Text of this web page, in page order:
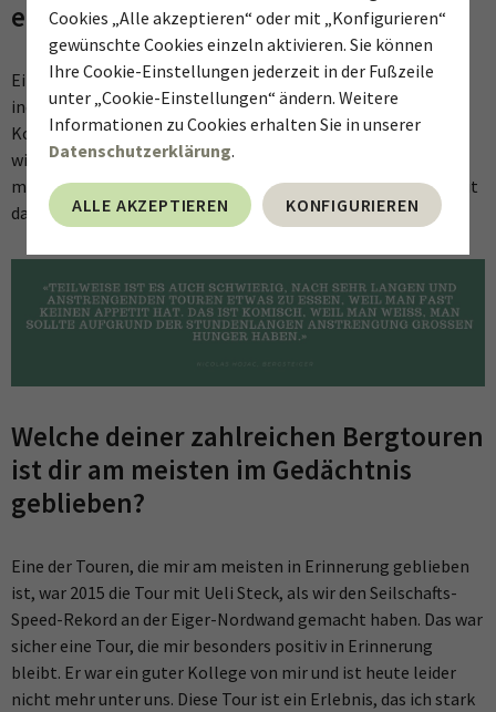
Cookies „Alle akzeptieren“ oder mit „Konfigurieren“
gewünschte Cookies einzeln aktivieren. Sie können
Ihre Cookie-Einstellungen jederzeit in der Fußzeile
unter „Cookie-Einstellungen“ ändern. Weitere
Informationen zu Cookies erhalten Sie in unserer
Datenschutzerklärung.
ALLE AKZEPTIEREN KONFIGURIEREN
einer Bergtour?
Ein paar Tage vorher mache ich meistens ein Carboloading,
indem ich zusätzlich Maltodextrin nehme, um meine
Kohlenhydratspeicher zu füllen. Trinken ist für mich sehr
wichtig, da ich ansonsten einer bin, der eher wenig trinkt; da
muss ich mich immer ein wenig zwingen. Ich schaue schon gut
darauf, dass ich vor einem Projekt gut genährt bin.
Welche deiner zahlreichen Bergtouren
ist dir am meisten im Gedächtnis
geblieben?
Eine der Touren, die mir am meisten in Erinnerung geblieben
ist, war 2015 die Tour mit Ueli Steck, als wir den Seilschafts-
Speed-Rekord an der Eiger-Nordwand gemacht haben. Das war
sicher eine Tour, die mir besonders positiv in Erinnerung
bleibt. Er war ein guter Kollege von mir und ist heute leider
nicht mehr unter uns. Diese Tour ist ein Erlebnis, das ich stark